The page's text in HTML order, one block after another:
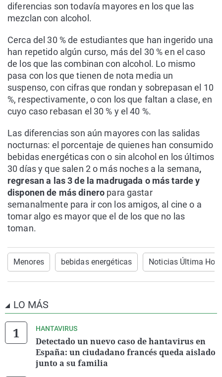
diferencias son todavía mayores en los que las
mezclan con alcohol.
Cerca del 30 % de estudiantes que han ingerido una
han repetido algún curso, más del 30 % en el caso
de los que las combinan con alcohol. Lo mismo
pasa con los que tienen de nota media un
suspenso, con cifras que rondan y sobrepasan el 10
%, respectivamente, o con los que faltan a clase, en
cuyo caso rebasan el 30 % y el 40 %.
Las diferencias son aún mayores con las salidas
nocturnas: el porcentaje de quienes han consumido
bebidas energéticas con o sin alcohol en los últimos
30 días y que salen 2 o más noches a la semana,
regresan a las 3 de la madrugada o más tarde y
disponen de más dinero para gastar
semanalmente para ir con los amigos, al cine o a
tomar algo es mayor que el de los que no las
toman.
Menores bebidas energéticas Noticias Última Hora
LO MÁS
HANTAVIRUS
Detectado un nuevo caso de hantavirus en
España: un ciudadano francés queda aislado
junto a su familia